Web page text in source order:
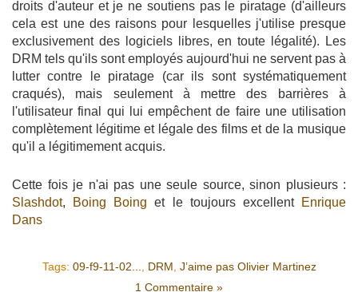
droits d'auteur et je ne soutiens pas le piratage (d'ailleurs
cela est une des raisons pour lesquelles j'utilise presque
exclusivement des logiciels libres, en toute légalité). Les
DRM tels qu'ils sont employés aujourd'hui ne servent pas à
lutter contre le piratage (car ils sont systématiquement
craqués), mais seulement à mettre des barrières à
l'utilisateur final qui lui empêchent de faire une utilisation
complètement légitime et légale des films et de la musique
qu'il a légitimement acquis.
Cette fois je n'ai pas une seule source, sinon plusieurs :
Slashdot, Boing Boing et le toujours excellent Enrique
Dans
Tags: 09-f9-11-02..., DRM, J’aime pas Olivier Martinez
1 Commentaire »